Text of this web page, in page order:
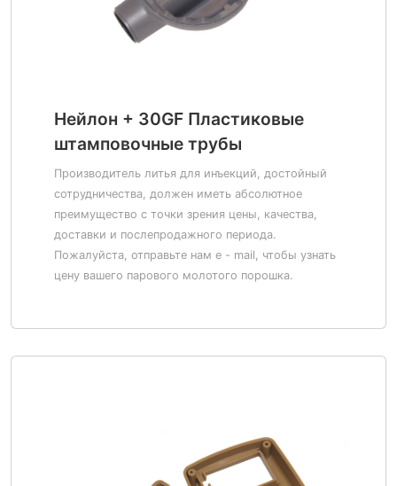
Нейлон + 30GF Пластиковые
штамповочные трубы
Производитель литья для инъекций, достойный
сотрудничества, должен иметь абсолютное
преимущество с точки зрения цены, качества,
доставки и послепродажного периода.
Пожалуйста, отправьте нам e - mail, чтобы узнать
цену вашего парового молотого порошка.